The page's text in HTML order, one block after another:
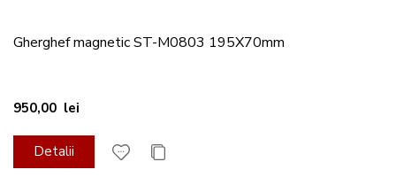
Gherghef magnetic ST-M0803 195X70mm
950,00 lei
Detalii